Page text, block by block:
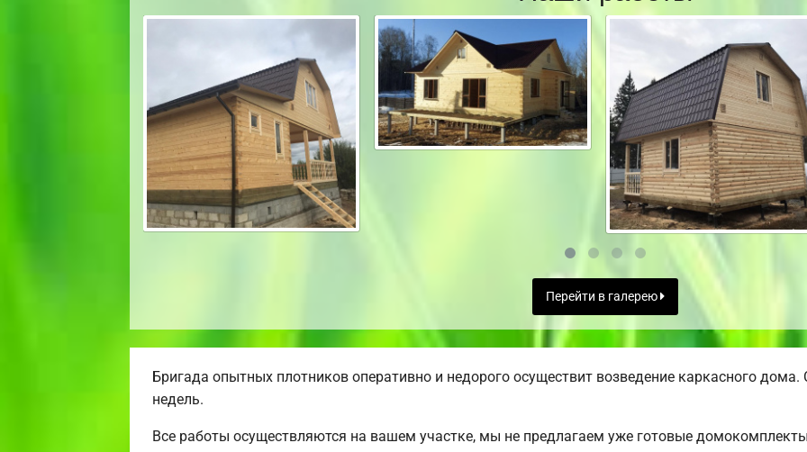
Перейти в галерею
Бригада опытных плотников оперативно и недорого осуществит возведение каркасного
недель.
Все работы осуществляются на вашем участке, мы не предлагаем уже готовые